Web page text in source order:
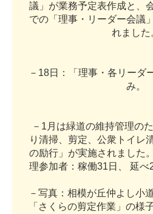
議 」 が業務予定表作成と
での 「 理事 ・ リ ーダー会議 」
れま した
－ 18日 ： 「 理事 ・ 各 リ ーダ
み。
－ 1 月 は緑道の維持管理のた
り 清掃 剪定 公衆 ト イ レ
の励行 」 が実施さ れま した 。
理参加者 ： 稼働31 日 延べ
－ 写真： 相模が丘仲よ し小
「 さ く らの剪定作業 」 の様